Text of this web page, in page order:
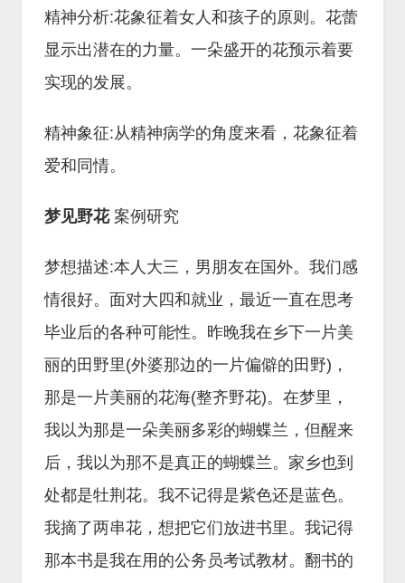
精神分析:花象征着女人和孩子的原则。花蕾
显示出潜在的力量。一朵盛开的花预示着要
实现的发展。
精神象征:从精神病学的角度来看，花象征着
爱和同情。
梦见野花 案例研究
梦想描述:本人大三，男朋友在国外。我们感
情很好。面对大四和就业，最近一直在思考
毕业后的各种可能性。昨晚我在乡下一片美
丽的田野里(外婆那边的一片偏僻的田野)，
那是一片美丽的花海(整齐野花)。在梦里，
我以为那是一朵美丽多彩的蝴蝶兰，但醒来
后，我以为那不是真正的蝴蝶兰。家乡也到
处都是牡荆花。我不记得是紫色还是蓝色。
我摘了两串花，想把它们放进书里。我记得
那本书是我在用的公务员考试教材。翻书的